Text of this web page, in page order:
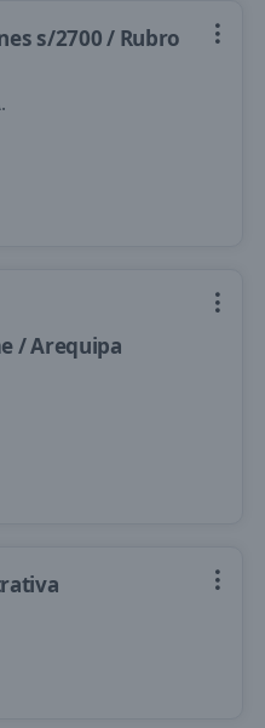
s/2700 / Rubro
/ Arequipa